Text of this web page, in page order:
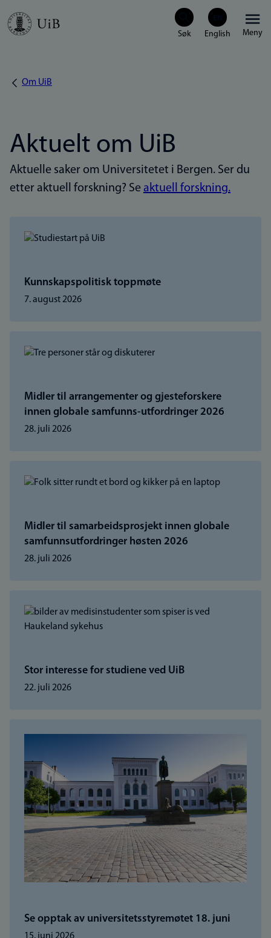
Hopp
Meny
Navigasjonssti
Om UiB
Aktuelt om UiB
Aktuelle saker om Universitetet i Bergen. Ser du
etter aktuell forskning? Se aktuell forskning.
Kunnskapspolitisk toppmøte
7. august 2026
Midler til arrangementer og gjesteforskere
innen globale samfunns-utfordringer 2026
28. juli 2026
Midler til samarbeidsprosjekt innen globale
samfunnsutfordringer høsten 2026
28. juli 2026
Stor interesse for studiene ved UiB
22. juli 2026
Se opptak av universitetsstyremøtet 18. juni